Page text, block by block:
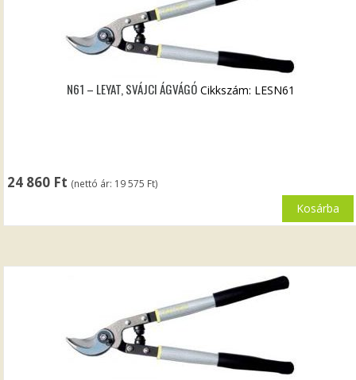
N61 – LEYAT, SVÁJCI ÁGVÁGÓ
24 860 Ft (nettó ár: 19 575 Ft)
Cikkszám: LESN61
Kosárba